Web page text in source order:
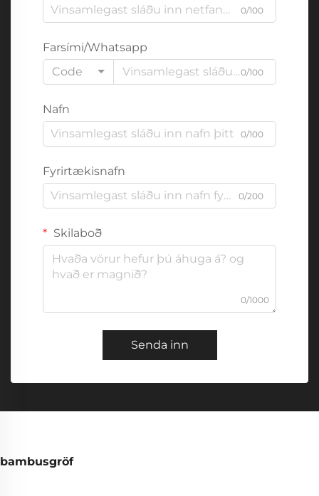
0/100
Farsími/Whatsapp
Code
0/100
Nafn
0/100
Fyrirtækisnafn
0/200
Skilaboð
0/1000
Senda inn
bambusgröf